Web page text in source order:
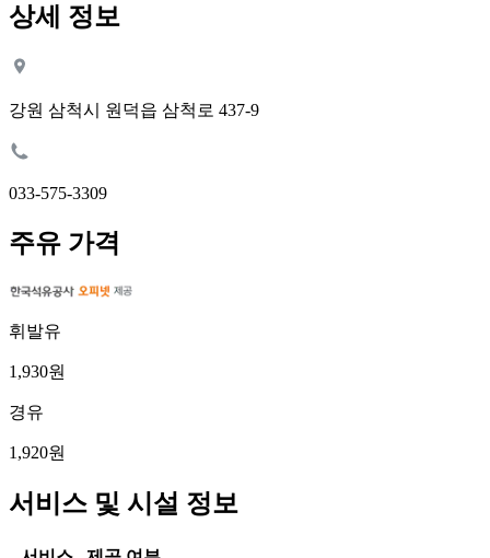
상세 정보
강원 삼척시 원덕읍 삼척로 437-9
033-575-3309
주유 가격
휘발유
1,930원
경유
1,920원
서비스 및 시설 정보